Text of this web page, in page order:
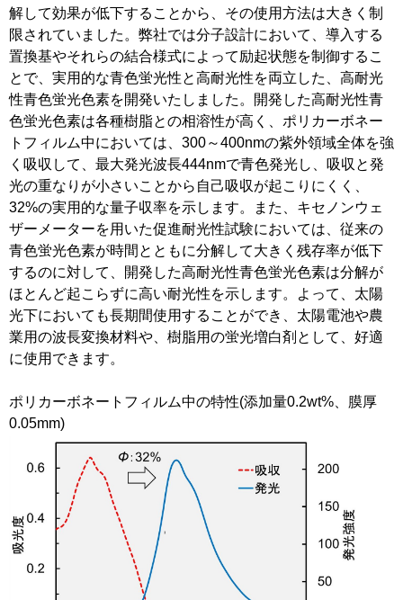
解して効果が低下することから、その使用方法は大きく制
限されていました。弊社では分子設計において、導入する
置換基やそれらの結合様式によって励起状態を制御するこ
とで、実用的な青色蛍光性と高耐光性を両立した、高耐光
性青色蛍光色素を開発いたしました。開発した高耐光性青
色蛍光色素は各種樹脂との相溶性が高く、ポリカーボネー
トフィルム中においては、300～400nmの紫外領域全体を強
く吸収して、最大発光波長444nmで青色発光し、吸収と発
光の重なりが小さいことから自己吸収が起こりにくく、
32%の実用的な量子収率を示します。また、キセノンウェ
ザーメーターを用いた促進耐光性試験においては、従来の
青色蛍光色素が時間とともに分解して大きく残存率が低下
するのに対して、開発した高耐光性青色蛍光色素は分解が
ほとんど起こらずに高い耐光性を示します。よって、太陽
光下においても長期間使用することができ、太陽電池や農
業用の波長変換材料や、樹脂用の蛍光増白剤として、好適
に使用できます。
ポリカーボネートフィルム中の特性(添加量0.2wt%、膜厚
0.05mm)